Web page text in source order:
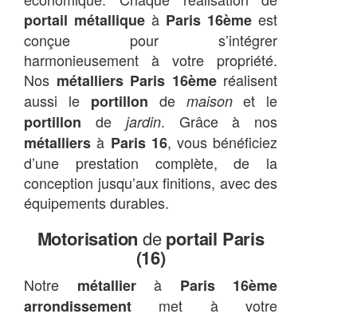
portail métallique à Paris 16ème est
conçue pour s’intégrer
harmonieusement à votre propriété.
Nos métalliers Paris 16èmeréalisent
aussi le portillon de maisonet le
portillon de jardin. Grâce à nos
métalliers à Paris 16, vous bénéficiez
d’une prestation complète, de la
conception jusqu’aux finitions, avec des
équipements durables.
Motorisation deportail Paris
(16)
Notre métallierà Paris 16ème
arrondissement met à votre